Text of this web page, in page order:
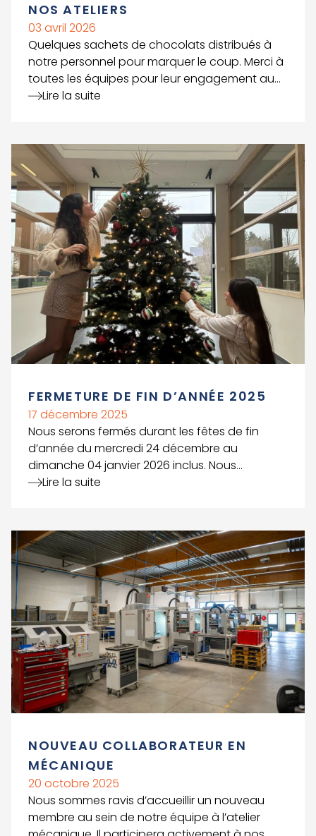
NOS ATELIERS
03 avril 2026
Quelques sachets de chocolats distribués à
notre personnel pour marquer le coup. Merci à
toutes les équipes pour leur engagement au
quotidien. Joyeuses Pâques à tous. 🤗
Lire la suite
Voir le détail de l'article
FERMETURE DE FIN D’ANNÉE 2025
17 décembre 2025
Nous serons fermés durant les fêtes de fin
d’année du mercredi 24 décembre au
dimanche 04 janvier 2026 inclus. Nous
reprendrons nos activités le 05 janvier 2026. De
Lire la suite
Voir le détail de l'article
NOUVEAU COLLABORATEUR EN
MÉCANIQUE
20 octobre 2025
Nous sommes ravis d’accueillir un nouveau
membre au sein de notre équipe à l’atelier